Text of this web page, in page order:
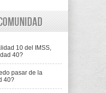
10 del IMSS,
40?
pasar de la
40?